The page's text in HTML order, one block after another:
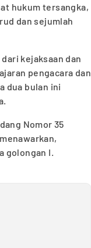
hukum tersangka,
dan sejumlah
kejaksaan dan
pengacara dan
dua bulan ini
Nomor 35
golongan I.